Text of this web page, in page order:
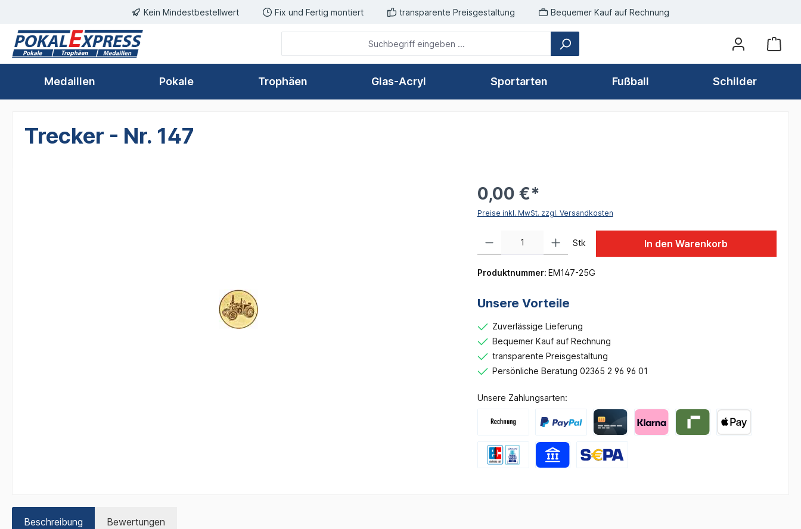
Zur Hauptnavigation springenKein Mindestbestellwert Fix und Fertig montiert transparente Preisgestaltung Bequemer Kauf auf Rechnung
Medaillen Pokale Trophäen Glas-Acryl Sportarten Fußball Schilder
Trecker - Nr. 147
0,00 €*
Preise inkl. MwSt. zzgl. Versandkosten
Stk In den Warenkorb
Produktnummer: EM147-25G
Unsere Vorteile
Zuverlässige Lieferung
Bequemer Kauf auf Rechnung
transparente Preisgestaltung
Persönliche Beratung 02365 2 96 96 01
Unsere Zahlungsarten:
Beschreibung Bewertungen